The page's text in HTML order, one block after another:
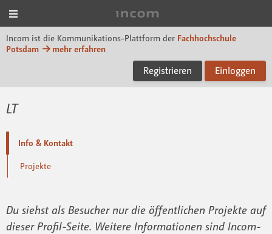
Incom ist die Kommunikations-Plattform der Fachhochschule
Potsdam
mehr erfahren
Registrieren Einloggen
LT
Info & Kontakt
Projekte
Du siehst als Besucher nur die öffentlichen Projekte auf
dieser Profil-Seite. Weitere Informationen sind Incom-